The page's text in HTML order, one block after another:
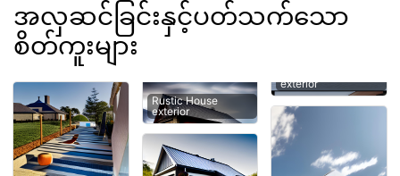
အလှဆင်ခြင်းနှင့်ပတ်သက်သော
စိတ်ကူးများ
Rustic House
exterior
exterior